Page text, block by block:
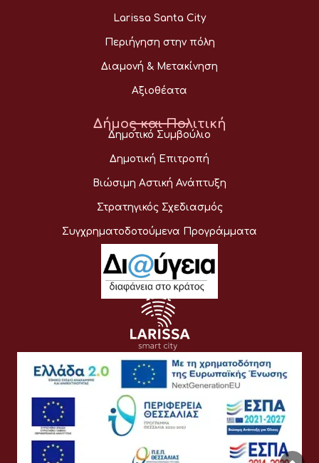
Larissa Santa City
Περιήγηση στην πόλη
Διαμονή & Μετακίνηση
Αξιοθέατα
Δήμος και Πολιτική
Δημοτικό Συμβούλιο
Δημοτική Επιτροπή
Βιώσιμη Αστική Ανάπτυξη
Στρατηγικός Σχεδιασμός
Συγχρηματοδοτούμενα Προγράμματα